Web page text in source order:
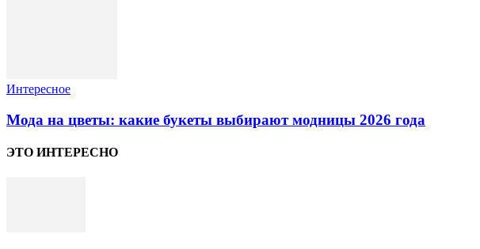
Интересное
Мода на цветы: какие букеты выбирают модницы 2026 года
ЭТО ИНТЕРЕСНО